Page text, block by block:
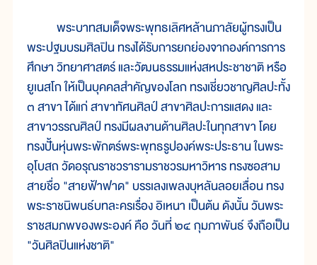
พระบาทสมเด็จพระพุทธเลิศหล้านภาลัยผู้ทรงเป็น
พระปฐมบรมศิลปิน ทรงได้รับการยกย่องจากองค์การการ
ศึกษา วิทยาศาสตร์ และวัฒนธรรมแห่งสหประชาชาติ หรือ
ยูเนสโก ให้เป็นบุคคลสำคัญของโลก ทรงเชี่ยวชาญศิลปะทั้ง
๓ สาขา ได้แก่ สาขาทัศนศิลป์ สาขาศิลปะการแสดง และ
สาขาวรรณศิลป์ ทรงมีผลงานด้านศิลปะในทุกสาขา โดย
ทรงปั้นหุ่นพระพักตร์พระพุทธรูปองค์พระประธาน ในพระ
อุโบสถ วัดอรุณราชวรารามราชวรมหาวิหาร ทรงซอสาม
สายชื่อ "สายฟ้าฟาด" บรรเลงเพลงบุหลันลอยเลื่อน ทรง
พระราชนิพนธ์บทละครเรื่อง อิเหนา เป็นต้น ดังนั้น วันพระ
ราชสมภพของพระองค์ คือ วันที่ ๒๔ กุมภาพันธ์ จึงถือเป็น
"วันศิลปินแห่งชาติ"